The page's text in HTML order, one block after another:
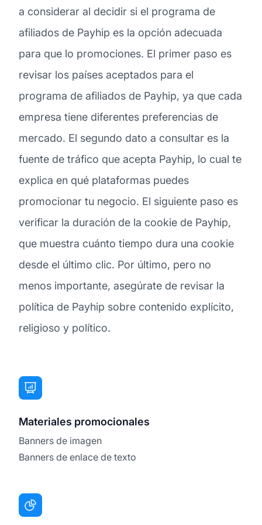
a considerar al decidir si el programa de
afiliados de Payhip es la opción adecuada
para que lo promociones. El primer paso es
revisar los países aceptados para el
programa de afiliados de Payhip, ya que cada
empresa tiene diferentes preferencias de
mercado. El segundo dato a consultar es la
fuente de tráfico que acepta Payhip, lo cual te
explica en qué plataformas puedes
promocionar tu negocio. El siguiente paso es
verificar la duración de la cookie de Payhip,
que muestra cuánto tiempo dura una cookie
desde el último clic. Por último, pero no
menos importante, asegúrate de revisar la
política de Payhip sobre contenido explícito,
religioso y político.
Materiales promocionales
Banners de imagen
Banners de enlace de texto